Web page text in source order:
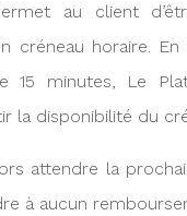
au client
créneau horaire.
15 minutes, Le
la disponibilité du
attendre la
à aucun